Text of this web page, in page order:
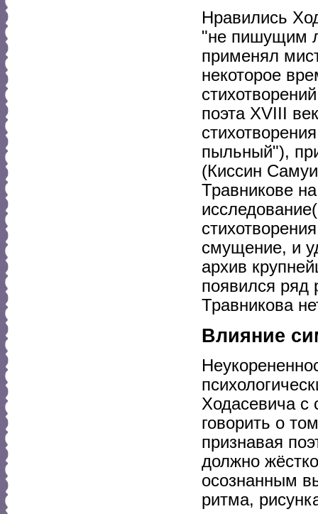
Нравились
"не пишущим
применял
некоторое
поэта XVIII
пыльный"),
(Киссин
Травникове
смущение, и
архив
появился ряд
Травникова
Влияние
Ходасевича с
говорить о
признавая
должно
осознанным
ритма,